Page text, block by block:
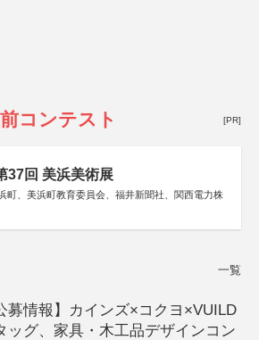
コンテスト [PR]
37回 美浜美術展
町、美浜町教育委員会、福井新聞社、関西電力株
一覧
募情報】カインズ×コクヨ×VUILD
ッグ、家具・木工品デザインコン